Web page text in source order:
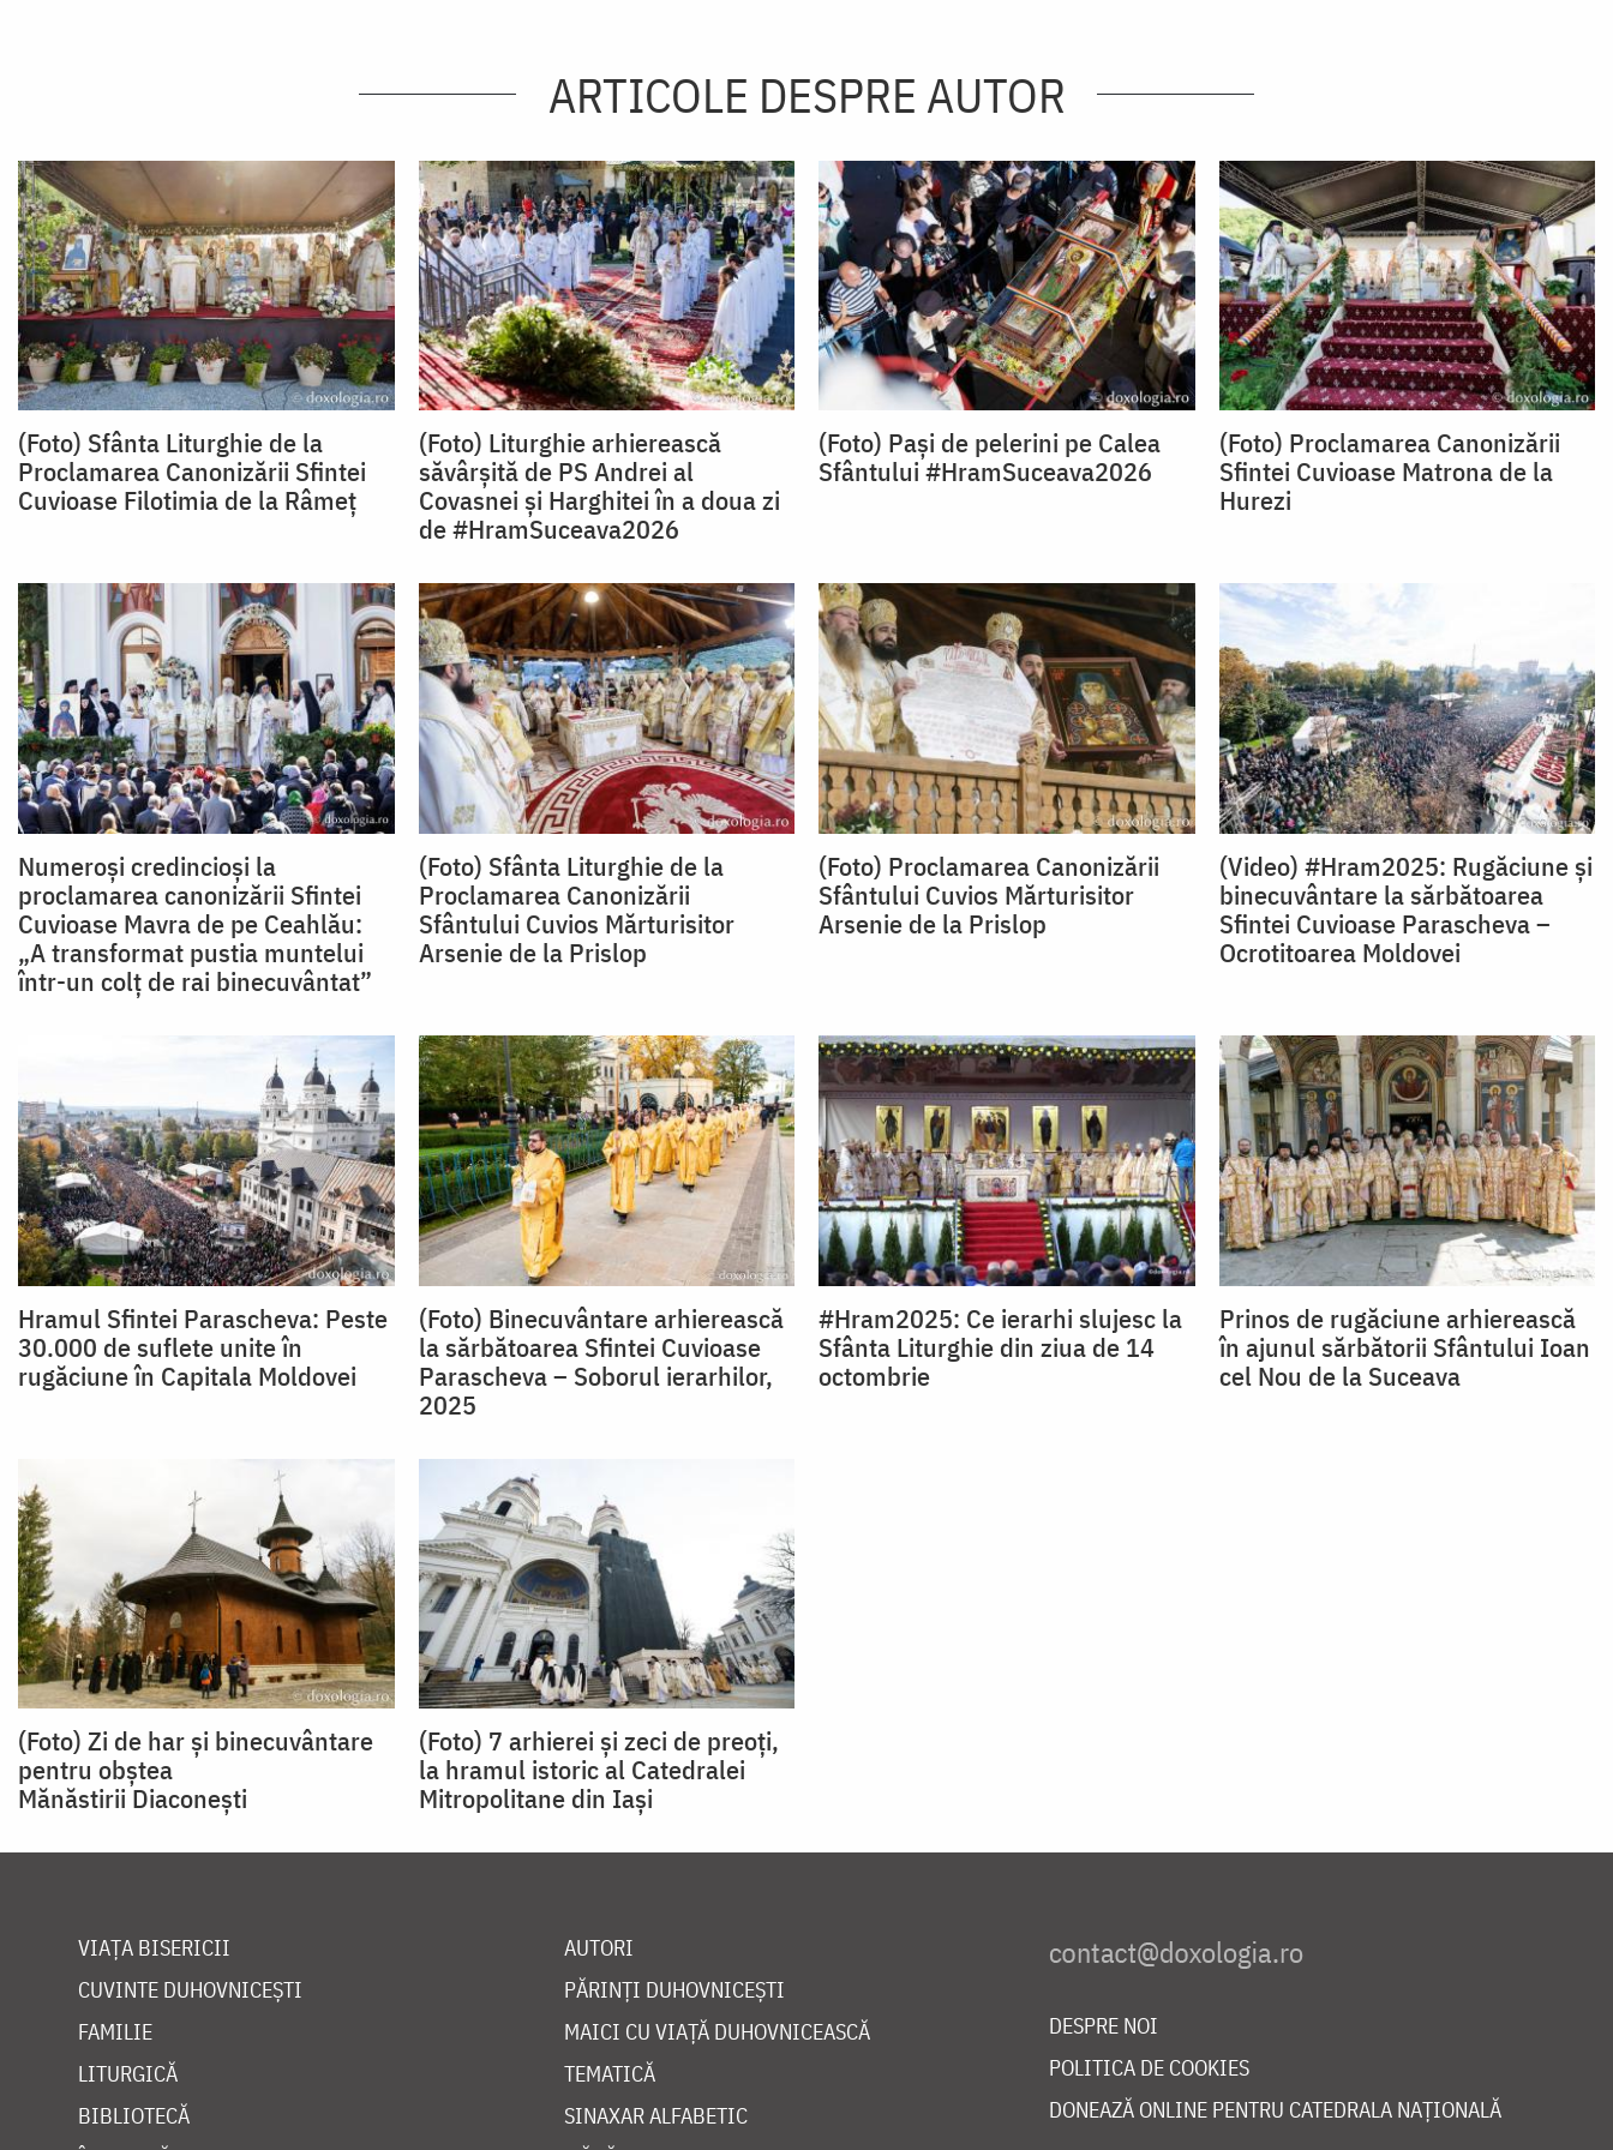
ARTICOLE DESPRE AUTOR
(Foto) Sfânta Liturghie de la
Proclamarea Canonizării Sfintei
Cuvioase Filotimia de la Râmeț
(Foto) Liturghie arhierească
săvârșită de PS Andrei al
Covasnei și Harghitei în a doua zi
de #HramSuceava2026
(Foto) Pași de pelerini pe Calea
Sfântului #HramSuceava2026
(Foto) Proclamarea Canonizării
Sfintei Cuvioase Matrona de la
Hurezi
Numeroși credincioși la
proclamarea canonizării Sfintei
Cuvioase Mavra de pe Ceahlău:
„A transformat pustia muntelui
într-un colț de rai binecuvântat”
(Foto) Sfânta Liturghie de la
Proclamarea Canonizării
Sfântului Cuvios Mărturisitor
Arsenie de la Prislop
(Foto) Proclamarea Canonizării
Sfântului Cuvios Mărturisitor
Arsenie de la Prislop
(Video) #Hram2025: Rugăciune și
binecuvântare la sărbătoarea
Sfintei Cuvioase Parascheva –
Ocrotitoarea Moldovei
Hramul Sfintei Parascheva: Peste
30.000 de suflete unite în
rugăciune în Capitala Moldovei
(Foto) Binecuvântare arhierească
la sărbătoarea Sfintei Cuvioase
Parascheva – Soborul ierarhilor,
2025
#Hram2025: Ce ierarhi slujesc la
Sfânta Liturghie din ziua de 14
octombrie
Prinos de rugăciune arhierească
în ajunul sărbătorii Sfântului Ioan
cel Nou de la Suceava
(Foto) Zi de har şi binecuvântare
pentru obștea
Mănăstirii Diaconești
(Foto) 7 arhierei și zeci de preoți,
la hramul istoric al Catedralei
Mitropolitane din Iaşi
VIAȚA BISERICII
CUVINTE DUHOVNICEȘTI
FAMILIE
LITURGICĂ
BIBLIOTECĂ
AUTORI
PĂRINȚI DUHOVNICEȘTI
MAICI CU VIAȚĂ DUHOVNICEASCĂ
TEMATICĂ
SINAXAR ALFABETIC
DESPRE NOI
POLITICA DE COOKIES
DONEAZĂ ONLINE PENTRU CATEDRALA NAȚIONALĂ